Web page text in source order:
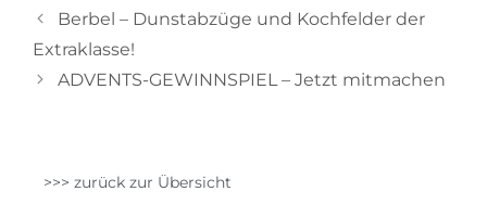
Berbel – Dunstabzüge und Kochfelder der
Extraklasse!
ADVENTS-GEWINNSPIEL – Jetzt mitmachen
>>> zurück zur Übersicht